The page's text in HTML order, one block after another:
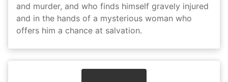
and murder, and who finds himself gravely injured
and in the hands of a mysterious woman who
offers him a chance at salvation.